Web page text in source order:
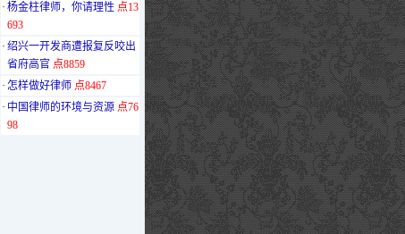
· 杨金柱律师，你请理性 点13
693
· 绍兴一开发商遭报复反咬出
省府高官 点8859
· 怎样做好律师 点8467
· 中国律师的环境与资源 点76
98